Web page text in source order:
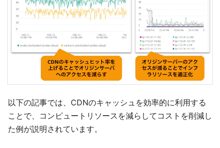
以下の記事では、CDNのキャッシュを効率的に利用する
ことで、コンピュートリソースを減らしてコストを削減し
た例が説明されています。